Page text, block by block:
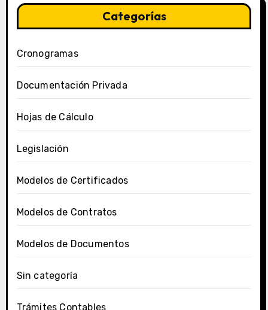
Categorías
Cronogramas
Documentación Privada
Hojas de Cálculo
Legislación
Modelos de Certificados
Modelos de Contratos
Modelos de Documentos
Sin categoría
Trámites Contables